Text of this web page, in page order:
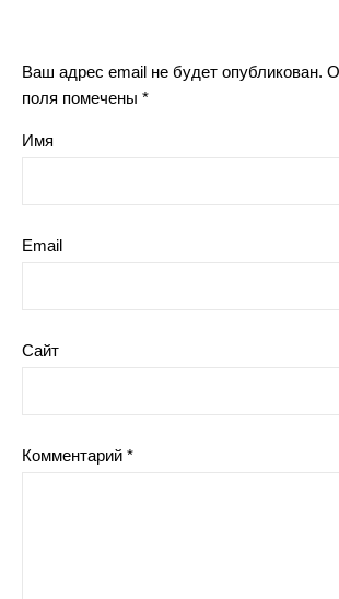
Ваш адрес email не будет опубликован.
поля помечены *
Имя
Email
Сайт
Комментарий *